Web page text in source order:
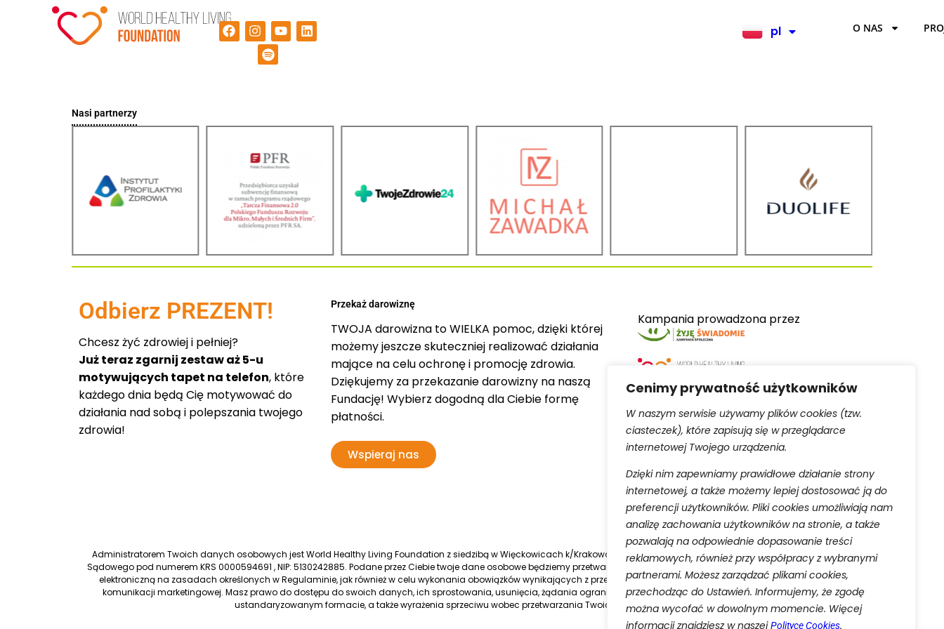
Cenimy prywatność użytkowników
W naszym serwisie używamy plików cookies (tzw.
ciasteczek), które zapisują się w przeglądarce
internetowej Twojego urządzenia.
Dzięki nim zapewniamy prawidłowe działanie strony
internetowej, a także możemy lepiej dostosować ją do
preferencji użytkowników. Pliki cookies umożliwiają nam
analizę zachowania użytkowników na stronie, a także
pozwalają na odpowiednie dopasowanie treści
reklamowych, również przy współpracy z wybranymi
partnerami. Możesz zarządzać plikami cookies,
przechodząc do Ustawień. Informujemy, że zgodę
można wycofać w dowolnym momencie. Więcej
informacji znajdziesz w naszejPolityce Cookies.
pl
en O NAS
Nasi partnerzy
Odbierz PREZENT!
Chcesz żyć zdrowiej i pełniej?
Już teraz zgarnij zestaw aż 5-u
motywujących tapet na telefon, które
każdego dnia będą Cię motywować do
działania nad sobą i polepszania twojego
zdrowia!
Przekaż darowiznę
TWOJA darowizna to WIELKA pomoc, dzięki której
możemy jeszcze skuteczniej realizować działania
mające na celu ochronę i promocję zdrowia.
Dziękujemy za przekazanie darowizny na naszą
Fundację! Wybierz dogodną dla Ciebie formę
płatności.
Wspieraj nas
Kampania prowadzona przez
Serwis obsługiwany przez
Administratorem Twoich danych osobowych jest World Healthy Living Foundation z siedzibą w Więckowicach k/Krakowa, wpisaną do rejestru przedsiębiorców Krajowego Rejestru
Sądowego pod numerem KRS 0000594691 , NIP: 5130242885. Podane przez Ciebie twoje dane osobowe będziemy przetwarzać w celu wykonania umowy o świadczenie usług drogą
elektroniczną na zasadach określonych w Regulaminie, jak również w celu wykonania obowiązków wynikających z przepisów prawa ciążących na administratorze oraz w celu
komunikacji marketingowej. Masz prawo do dostępu do swoich danych, ich sprostowania, usunięcia, żądania ograniczenia ich przetwarzania oraz przenoszenia danych w
ustandaryzowanym formacie, a także wyrażenia sprzeciwu wobec przetwarzania Twoich danych osobowych.